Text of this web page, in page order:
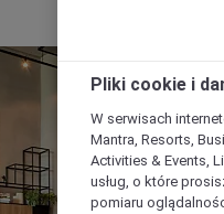
Pliki cookie i
W serwisach
Mantra, Resorts,
Activities & Events,
usług, o które
pomiaru